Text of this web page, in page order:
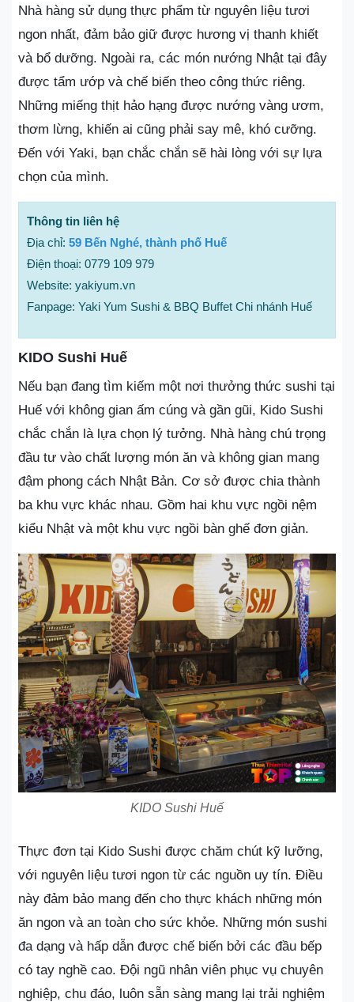
Nhà hàng sử dụng thực phẩm từ nguyên liệu tươi
ngon nhất, đảm bảo giữ được hương vị thanh khiết
và bổ dưỡng. Ngoài ra, các món nướng Nhật tại đây
được tẩm ướp và chế biến theo công thức riêng.
Những miếng thịt hảo hạng được nướng vàng ươm,
thơm lừng, khiến ai cũng phải say mê, khó cưỡng.
Đến với Yaki, bạn chắc chắn sẽ hài lòng với sự lựa
chọn của mình.
Thông tin liên hệ
Địa chỉ: 59 Bến Nghé, thành phố Huế
Điện thoại: 0779 109 979
Website: yakiyum.vn
Fanpage: Yaki Yum Sushi & BBQ Buffet Chi nhánh Huế
KIDO Sushi Huế
Nếu bạn đang tìm kiếm một nơi thưởng thức sushi tại
Huế với không gian ấm cúng và gần gũi, Kido Sushi
chắc chắn là lựa chọn lý tưởng. Nhà hàng chú trọng
đầu tư vào chất lượng món ăn và không gian mang
đậm phong cách Nhật Bản. Cơ sở được chia thành
ba khu vực khác nhau. Gồm hai khu vực ngồi nệm
kiểu Nhật và một khu vực ngồi bàn ghế đơn giản.
KIDO Sushi Huế
Thực đơn tại Kido Sushi được chăm chút kỹ lưỡng,
với nguyên liệu tươi ngon từ các nguồn uy tín. Điều
này đảm bảo mang đến cho thực khách những món
ăn ngon và an toàn cho sức khỏe. Những món sushi
đa dạng và hấp dẫn được chế biến bởi các đầu bếp
có tay nghề cao. Đội ngũ nhân viên phục vụ chuyên
nghiệp, chu đáo, luôn sẵn sàng mang lại trải nghiệm